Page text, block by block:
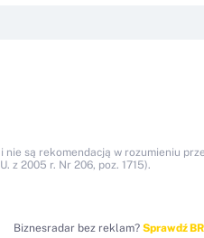
są rekomendacją w rozumieniu
z 2005 r. Nr 206, poz. 1715).
Biznesradar bez reklam? Sprawdź